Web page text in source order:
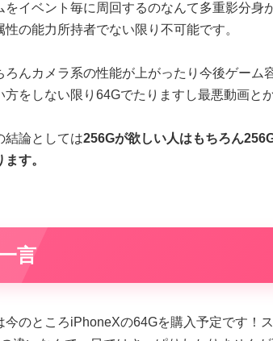
をイベント毎に周回するのなんて多重影分身
性の能力所持者でない限り不可能です。
ろんカメラ系の性能が上がったり今後ゲー
方をしない限り64Gでたりますし最悪動画と
結論としては256Gが欲しい人はもちろん
ます。
言
今のところiPhoneXの64Gを購入予定です！